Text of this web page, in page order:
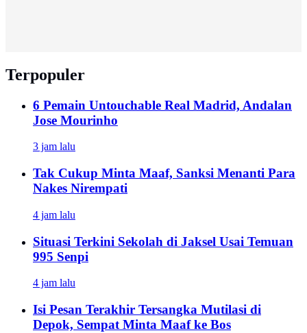
Terpopuler
6 Pemain Untouchable Real Madrid, Andalan
Jose Mourinho
3 jam lalu
Tak Cukup Minta Maaf, Sanksi Menanti Para
Nakes Nirempati
4 jam lalu
Situasi Terkini Sekolah di Jaksel Usai Temuan
995 Senpi
4 jam lalu
Isi Pesan Terakhir Tersangka Mutilasi di
Depok, Sempat Minta Maaf ke Bos